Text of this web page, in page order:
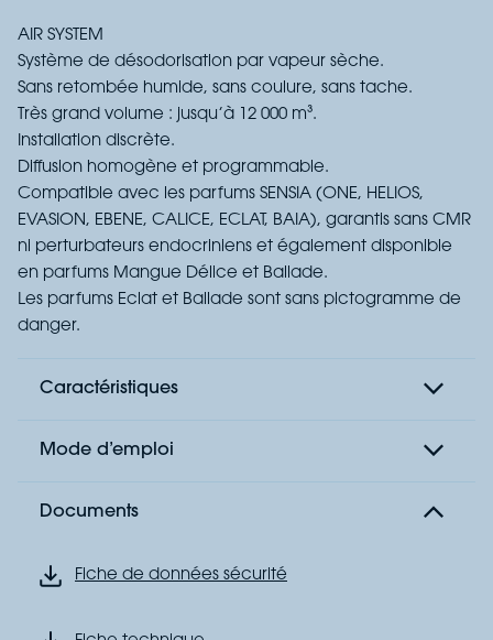
AIR SYSTEM
Système de désodorisation par vapeur sèche.
Sans retombée humide, sans coulure, sans tache.
Très grand volume : jusqu’à 12 000 m³.
Installation discrète.
Diffusion homogène et programmable.
Compatible avec les parfums SENSIA (ONE, HELIOS,
EVASION, EBENE, CALICE, ECLAT, BAIA), garantis sans CMR
ni perturbateurs endocriniens et également disponible
en parfums Mangue Délice et Ballade.
Les parfums Eclat et Ballade sont sans pictogramme de
danger.
Caractéristiques
Mode d’emploi
Documents
Fiche de données sécurité